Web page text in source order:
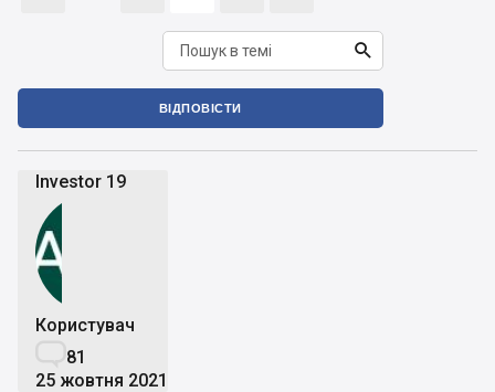

ВІДПОВІСТИ
Investor 19
Користувач
81
25 жовтня 2021